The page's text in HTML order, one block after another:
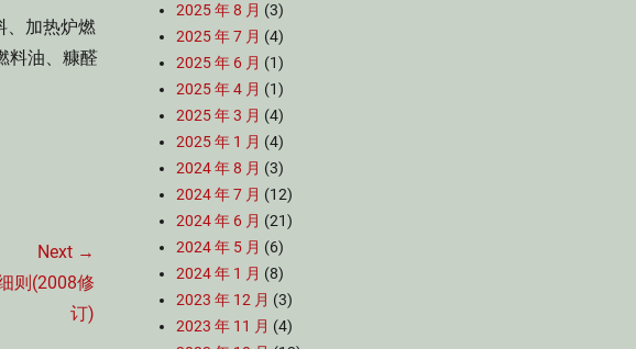
加热炉燃
料油、糠醛
Next →
则(2008修
订)
2025 年 8 月 (3)
2025 年 7 月 (4)
2025 年 6 月 (1)
2025 年 4 月 (1)
2025 年 3 月 (4)
2025 年 1 月 (4)
2024 年 8 月 (3)
2024 年 7 月 (12)
2024 年 6 月 (21)
2024 年 5 月 (6)
2024 年 1 月 (8)
2023 年 12 月 (3)
2023 年 11 月 (4)